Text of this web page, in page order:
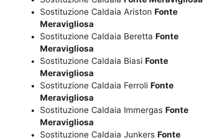
Sostituzione Caldaia Ariston Fonte
Meravigliosa
Sostituzione Caldaia Beretta Fonte
Meravigliosa
Sostituzione Caldaia Biasi Fonte
Meravigliosa
Sostituzione Caldaia Ferroli Fonte
Meravigliosa
Sostituzione Caldaia Immergas Fonte
Meravigliosa
Sostituzione Caldaia Junkers Fonte